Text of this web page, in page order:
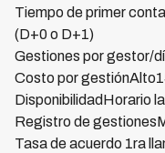
Tiempo de primer
(D+0 o D+1)
Gestiones por gestor/
Costo por
DisponibilidadHorario
Registro de
Tasa de acuerdo 1ra